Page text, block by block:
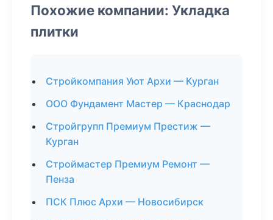
Похожие компании: Укладка
плитки
Стройкомпания Уют Архи — Курган
ООО Фундамент Мастер — Краснодар
Стройгрупп Премиум Престиж —
Курган
Строймастер Премиум Ремонт —
Пенза
ПСК Плюс Архи — Новосибирск